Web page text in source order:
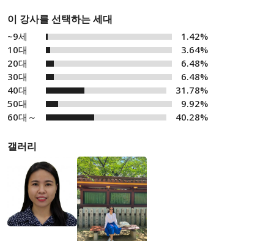
이 강사를 선택하는 세대
~9세
1.42%
10대
3.64%
20대
6.48%
30대
6.48%
40대
31.78%
50대
9.92%
60대～
40.28%
갤러리